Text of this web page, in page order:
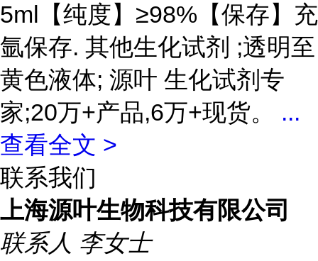
5ml【纯度】≥98%【保存】充
氩保存. 其他生化试剂 ;透明至
黄色液体; 源叶 生化试剂专
家;20万+产品,6万+现货。 ...
查看全文 >
联系我们
上海源叶生物科技有限公司
联系人 李女士